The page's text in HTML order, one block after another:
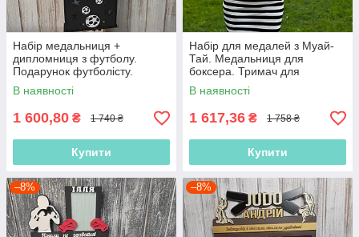
Набір медальниця +
дипломниця з футболу.
Подарунок футболісту.
Поличка для футболіста.
Дипломниця футбол
В наявності
1 600,80 ₴ 1 740 ₴
Купити
Набір для медалей з Муай-
Тай. Медальниця для
боксера. Тримач для
медалей з боксу.
Медальниця для кікбоксингу
В наявності
1 617,36 ₴ 1 758 ₴
Купити
–8% –8%